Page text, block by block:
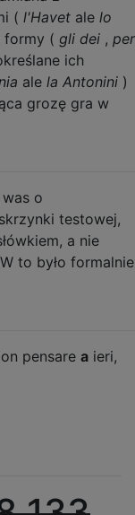
( l'Havet ale lo
formy ( gli dei , per
ich
ale la Antonini )
grozę gra w
o
skrzynki testowej,
a nie
to było formalnie
pensare a ieri,